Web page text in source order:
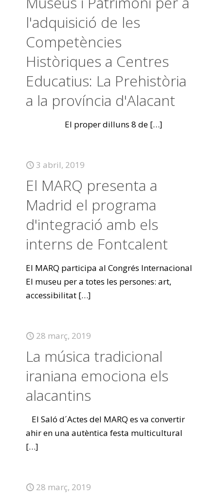
l'adquisició de les
Competències
Històriques a Centres
Educatius: La Prehistòria
a la província d'Alacant
El proper dilluns 8 de […]
3 abril, 2019
El MARQ presenta a
Madrid el programa
d'integració amb els
interns de Fontcalent
El MARQ participa al Congrés Internacional
El museu per a totes les persones: art,
accessibilitat […]
28 març, 2019
La música tradicional
iraniana emociona els
alacantins
El Saló d´Actes del MARQ es va convertir
ahir en una autèntica festa multicultural
[…]
28 març, 2019